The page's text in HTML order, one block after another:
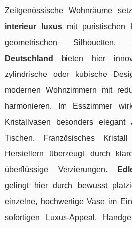
Zeitgenössische Wohnräume
interieur luxus mit puristischen
geometrischen Silhouetten.
Deutschland
bieten hier
zylindrische oder kubische
modernen Wohnzimmern mit
harmonieren. Im Esszimmer
Kristallvasen besonders elegant
Tischen. Französisches
Herstellern überzeugt durch
überflüssige Verzierungen.
gelingt hier durch bewusst
einzelne, hochwertige Vase im
sofortigen Luxus-Appeal.